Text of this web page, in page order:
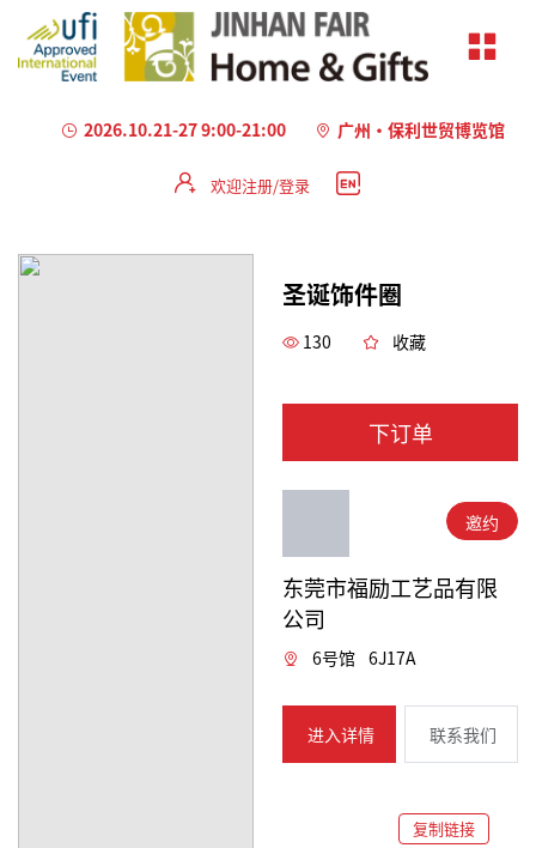
2026.10.21-27 9:00-21:00 广州·保利世贸博览馆
欢迎注册/登录
失
圣诞饰件圈
130 收藏
下订单
邀约
东莞市福励工艺品有限
公司
6号馆 6J17A
进入详情 联系我们
复制链接